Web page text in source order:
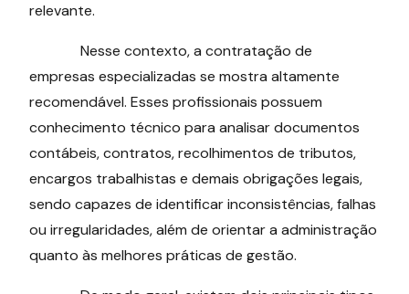
relevante.
Nesse contexto, a contratação de
empresas especializadas se mostra altamente
recomendável. Esses profissionais possuem
conhecimento técnico para analisar documentos
contábeis, contratos, recolhimentos de tributos,
encargos trabalhistas e demais obrigações legais,
sendo capazes de identificar inconsistências, falhas
ou irregularidades, além de orientar a administração
quanto às melhores práticas de gestão.